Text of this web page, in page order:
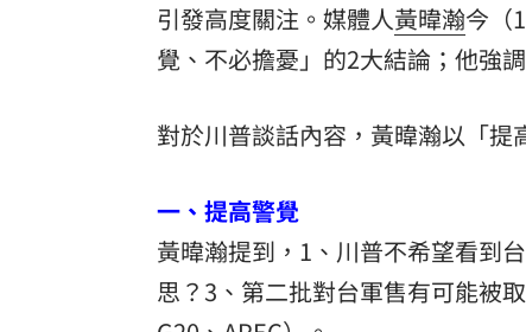
引發高度關注。媒體人黃暐瀚今（
覺、不必擔憂」的2大結論；他強
對於川普談話內容，黃暐瀚以「提
一、提高警覺
黃暐瀚提到，1、川普不希望看到
思？3、第二批對台軍售有可能被